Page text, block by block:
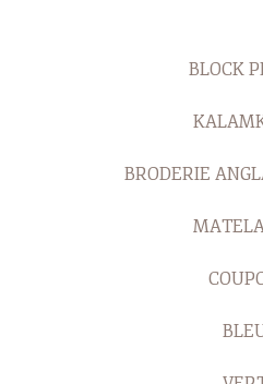
BLOCK
BRODERIE